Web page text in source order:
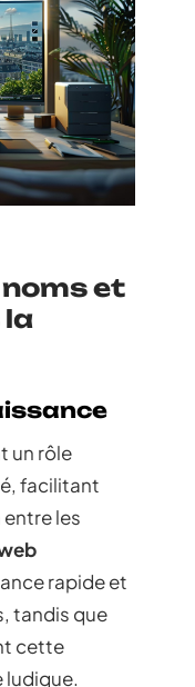
et
la
un rôle
facilitant
les
rapide et
tandis que
cette
ludique.